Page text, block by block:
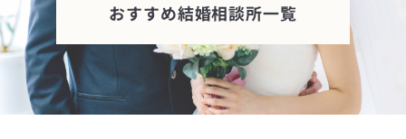
おすすめ結婚相談所一覧